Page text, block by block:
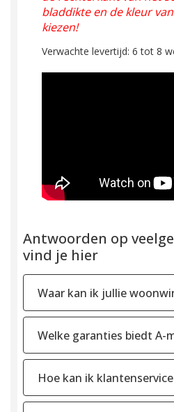
bladdikte en de kleur
kiezen!
Verwachte levertijd: 6 tot 8
Antwoorden op
vind je hier
Waar kan ik jullie
Welke garanties biedt A-
Hoe kan ik